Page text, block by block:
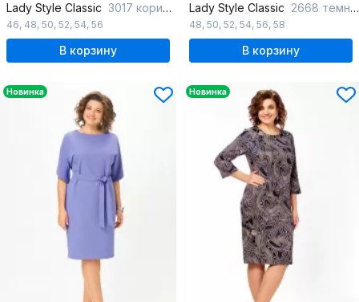
Lady Style Classic 3017 коричневые-тона
46, 48, 50, 52, 54, 56
В корзину
Lady Style Classic 2668 темно-синий
48, 50, 52, 54, 56, 58
В корзину
Новинка Новинка